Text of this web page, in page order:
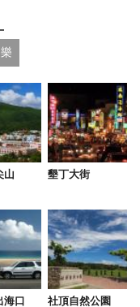
丁大街 這次入住海
房間較小，冷氣不可
from google
適，店長與服務人員
，擺放入住室內拖
法廚房早餐，真的很
from google
山 墾丁大街
海口 社頂自然公園